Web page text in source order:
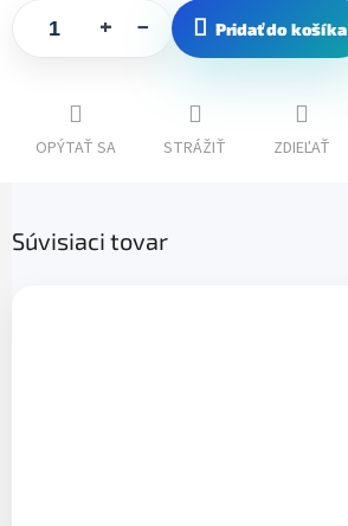
+ − Pridať do košíka
OPÝTAŤ SA STRÁŽIŤ ZDIEĽAŤ
Súvisiaci tovar